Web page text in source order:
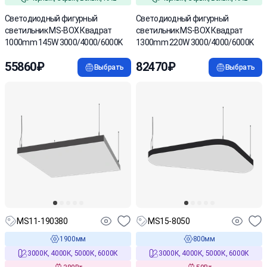
Cветодиодный фигурный
светильник MS-BOX Квадрат
1000mm 145W 3000/4000/6000K
55860₽ Выбрать
Cветодиодный фигурный
светильник MS-BOX Квадрат
1300mm 220W 3000/4000/6000K
82470₽ Выбрать
MS11-190380
1900мм
3000К, 4000К, 5000К, 6000К
MS15-8050
800мм
3000К, 4000К, 5000К, 6000К